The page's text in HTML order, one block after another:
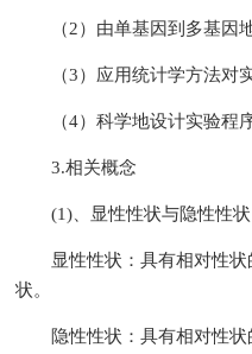
（2）由单基因到多基因地
（3）应用统计学方法对实
（4）科学地设计实验程序
3.相关概念
(1)、显性性状与隐性性状
显性性状：具有相对性状
状。
隐性性状：具有相对性状